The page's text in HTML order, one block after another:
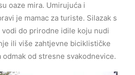
oaze mira. Umirujuća i
je mamac za turiste. Silazak s
do prirodne idile koju nudi
ili više zahtjevne biciklističke
od stresne svakodnevice.